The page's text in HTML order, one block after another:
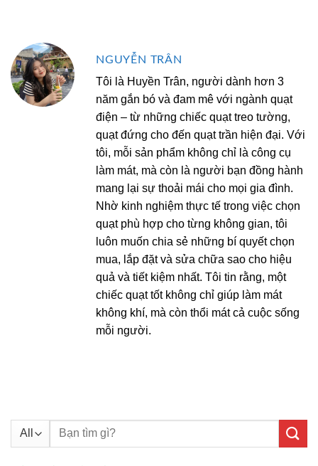
NGUYỄN TRÂN
Tôi là Huyền Trân, người dành hơn 3
năm gắn bó và đam mê với ngành quạt
điện – từ những chiếc quạt treo tường,
quạt đứng cho đến quạt trần hiện đại. Với
tôi, mỗi sản phẩm không chỉ là công cụ
làm mát, mà còn là người bạn đồng hành
mang lại sự thoải mái cho mọi gia đình.
Nhờ kinh nghiệm thực tế trong việc chọn
quạt phù hợp cho từng không gian, tôi
luôn muốn chia sẻ những bí quyết chọn
mua, lắp đặt và sửa chữa sao cho hiệu
quả và tiết kiệm nhất. Tôi tin rằng, một
chiếc quạt tốt không chỉ giúp làm mát
không khí, mà còn thổi mát cả cuộc sống
mỗi người.
Tìm